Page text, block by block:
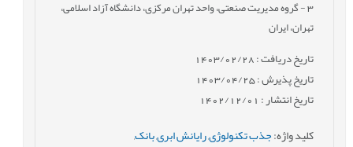
3- گروه مدیریت صنعتی، واحد تهران مرکزی، دانشگاه آزاد اسلامی،
تهران، ایران
تاریخ دریافت : 1403/02/28
تاریخ پذیرش : 1403/04/25
تاریخ انتشار : 1402/12/01
کلید واژه:جذب تکنولوژی,رایانش ابری,بانک,